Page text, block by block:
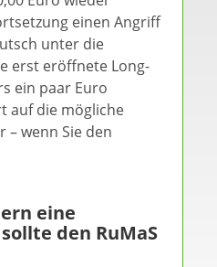
einen Angriff
unter die
erst eröffnete Long-
ein paar Euro
auf die mögliche
– wenn Sie den
eine
den RuMaS